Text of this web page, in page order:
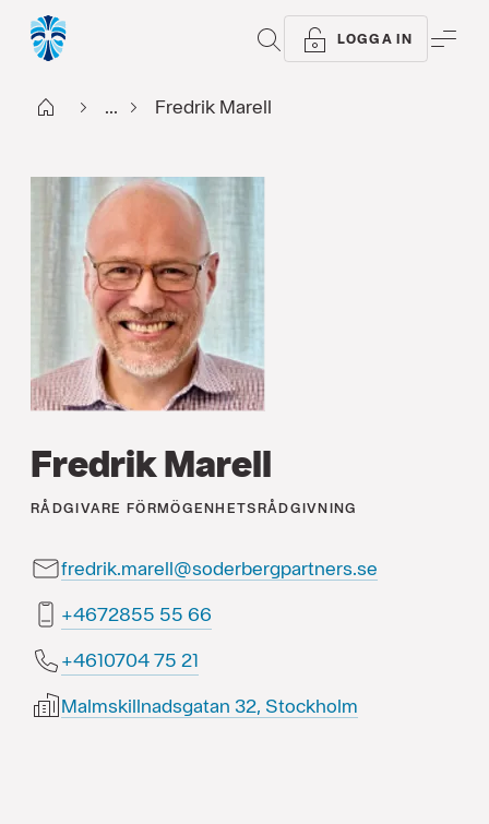
SÖK LOGGA IN
Start ... Fredrik Marell
Fredrik Marell
RÅDGIVARE FÖRMÖGENHETSRÅDGIVNING
fredrik.marell@soderbergpartners.se
66 55 5582764+
12 57 4070164+
Malmskillnadsgatan 32, Stockholm